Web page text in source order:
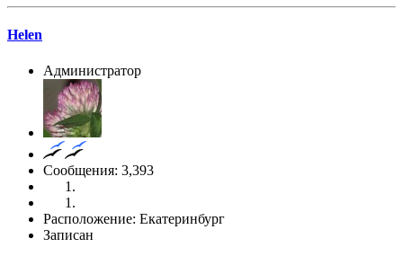
Helen
Администратор
Сообщения: 3,393
Расположение: Екатеринбург
Записан